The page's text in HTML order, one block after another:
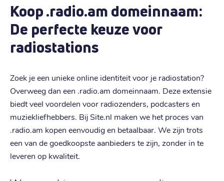
Koop .radio.am domeinnaam:
De perfecte keuze voor
radiostations
Zoek je een unieke online identiteit voor je radiostation?
Overweeg dan een .radio.am domeinnaam. Deze extensie
biedt veel voordelen voor radiozenders, podcasters en
muziekliefhebbers. Bij Site.nl maken we het proces van
.radio.am kopen eenvoudig en betaalbaar. We zijn trots
een van de goedkoopste aanbieders te zijn, zonder in te
leveren op kwaliteit.